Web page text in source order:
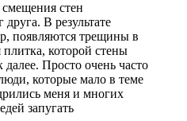
стен
друга. В результате
появляются трещины в
плитка, которой стены
Просто очень часто
которые мало в теме
меня и многих
запугать